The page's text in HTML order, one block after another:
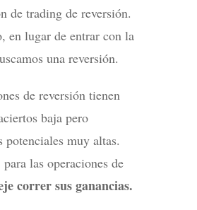
de trading de reversión.
en lugar de entrar con la
una reversión.
de reversión tienen
baja pero
potenciales muy altas.
las operaciones de
correr sus ganancias.